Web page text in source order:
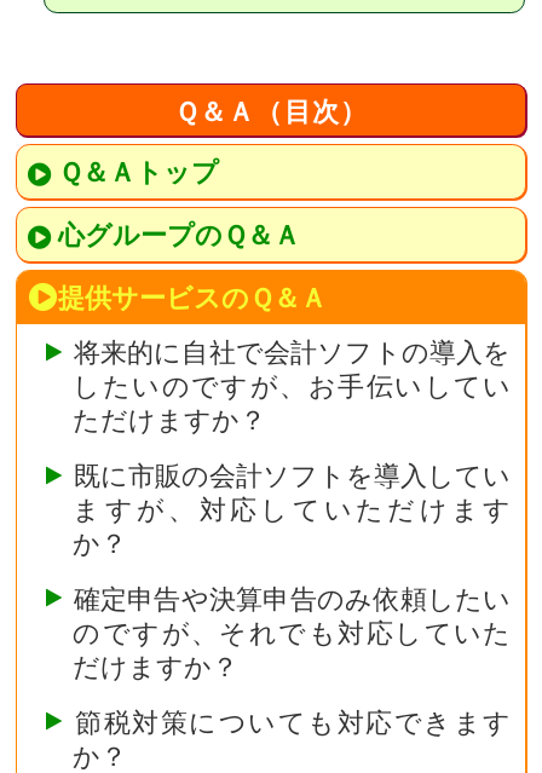
Ｑ＆Ａ（目次）
Ｑ＆Ａトップ
心グループのＱ＆Ａ
提供サービスのＱ＆Ａ
将来的に自社で会計ソフトの導入を
したいのですが、お手伝いしてい
ただけますか？
既に市販の会計ソフトを導入してい
ますが、対応していただけます
か？
確定申告や決算申告のみ依頼したい
のですが、それでも対応していた
だけますか？
節税対策についても対応できます
か？